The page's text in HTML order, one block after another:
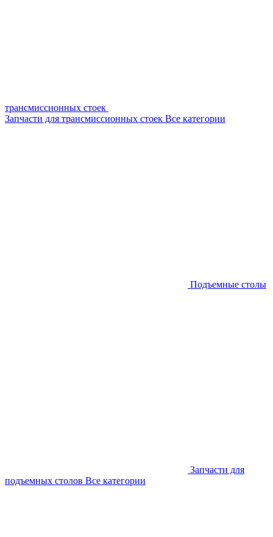
трансмиссионных стоек
Запчасти для трансмиссионных стоек Все категории
Подъемные столы
Запчасти для
подъемных столов Все категории